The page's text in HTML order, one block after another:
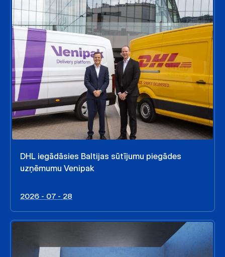
DHL iegādāsies Baltijas sūtījumu piegādes
uzņēmumu Venipak
2026 - 07 - 28